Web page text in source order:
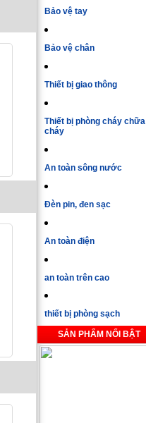
Bảo vệ tay
Bảo vệ chân
Thiết bị giao thông
Thiết bị phòng cháy chữa
cháy
An toàn sông nước
Đèn pin, đen sạc
An toàn điện
an toàn trên cao
thiết bị phòng sạch
SẢN PHẨM NỔI BẬT